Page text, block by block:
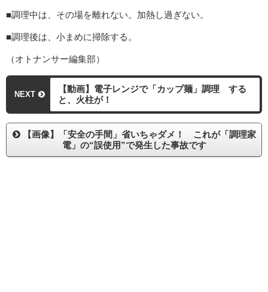
■調理中は、その場を離れない。加熱し過ぎない。
■調理後は、小まめに掃除する。
（オトナンサー編集部）
NEXT
【動画】電子レンジで「カップ麺」調理 する
と、火柱が！
【画像】「安全の手間」省いちゃダメ！ これが「調理家
電」の“誤使用”で発生した事故です